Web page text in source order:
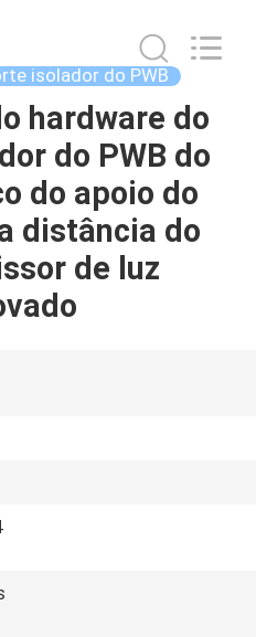
isolador do PWB
hardware do
do PWB do
do apoio do
distância do
de luz